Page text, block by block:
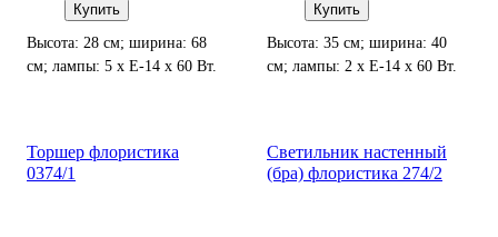
Купить
Высота: 28 см; ширина: 68
см; лампы: 5 х Е-14 х 60 Вт.
Купить
Высота: 35 см; ширина: 40
см; лампы: 2 х Е-14 х 60 Вт.
Торшер флористика
0374/1
Светильник настенный
(бра) флористика 274/2